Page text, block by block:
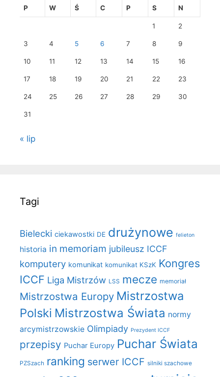
P W Ś C P S N
1 2
3 4 5 6 7 8 9
10 11 12 13 14 15 16
17 18 19 20 21 22 23
24 25 26 27 28 29 30
31
« lip
Tagi
Bielecki ciekawostki DE drużynowe felieton
historia in memoriam jubileusz ICCF
komputery komunikat komunikat KSzK Kongres
ICCF Liga Mistrzów LSS mecze memoriał
Mistrzostwa Europy Mistrzostwa
Polski Mistrzostwa Świata normy
arcymistrzowskie Olimpiady Prezydent ICCF
przepisy Puchar Europy Puchar Świata
PZSzach ranking serwer ICCF silniki szachowe